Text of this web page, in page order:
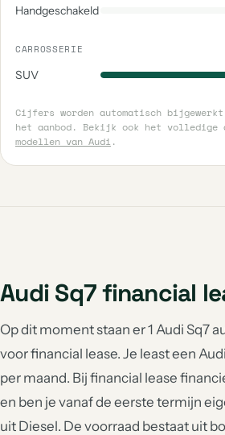
Handgeschakeld
CARROSSERIE
SUV
Cijfers worden automatisch
het aanbod. Bekijk ook het volledige
modellen van Audi .
Audi Sq7 financial
Op dit moment staan er 1 Audi Sq7
voor financial lease. Je least een
per maand. Bij financial lease
en ben je vanaf de eerste termijn
uit Diesel. De voorraad bestaat uit